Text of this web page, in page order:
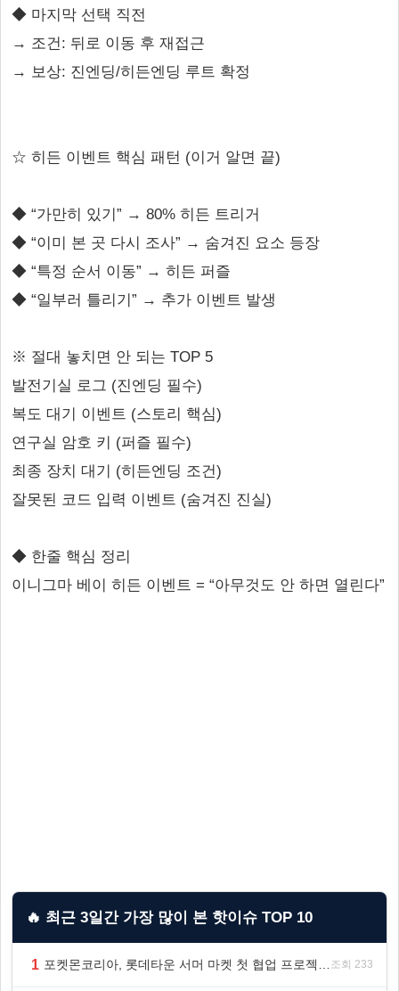
◆ 마지막 선택 직전
→ 조건: 뒤로 이동 후 재접근
→ 보상: 진엔딩/히든엔딩 루트 확정
☆ 히든 이벤트 핵심 패턴 (이거 알면 끝)
◆ “가만히 있기” → 80% 히든 트리거
◆ “이미 본 곳 다시 조사” → 숨겨진 요소 등장
◆ “특정 순서 이동” → 히든 퍼즐
◆ “일부러 틀리기” → 추가 이벤트 발생
※ 절대 놓치면 안 되는 TOP 5
발전기실 로그 (진엔딩 필수)
복도 대기 이벤트 (스토리 핵심)
연구실 암호 키 (퍼즐 필수)
최종 장치 대기 (히든엔딩 조건)
잘못된 코드 입력 이벤트 (숨겨진 진실)
◆ 한줄 핵심 정리
이니그마 베이 히든 이벤트 = “아무것도 안 하면 열린다”
🔥 최근 3일간 가장 많이 본 핫이슈 TOP 10
1 조회 233